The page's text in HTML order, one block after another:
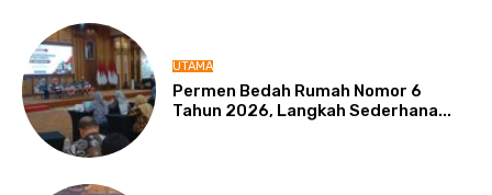
UTAMA
Permen Bedah Rumah Nomor 6
Tahun 2026, Langkah Sederhana...